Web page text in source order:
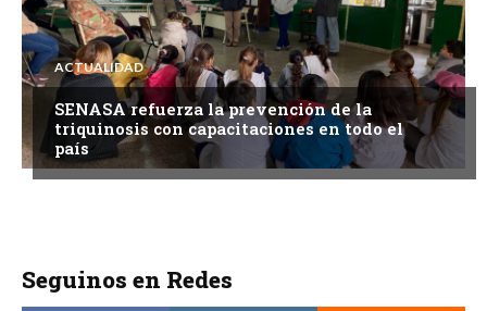
ACTUALIDAD
SENASA refuerza la prevención de la
triquinosis con capacitaciones en todo el
país
Seguinos en Redes